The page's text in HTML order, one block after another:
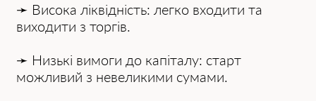
➛ Висока ліквідність: легко входити та
виходити з торгів.
➛ Низькі вимоги до капіталу: старт
можливий з невеликими сумами.